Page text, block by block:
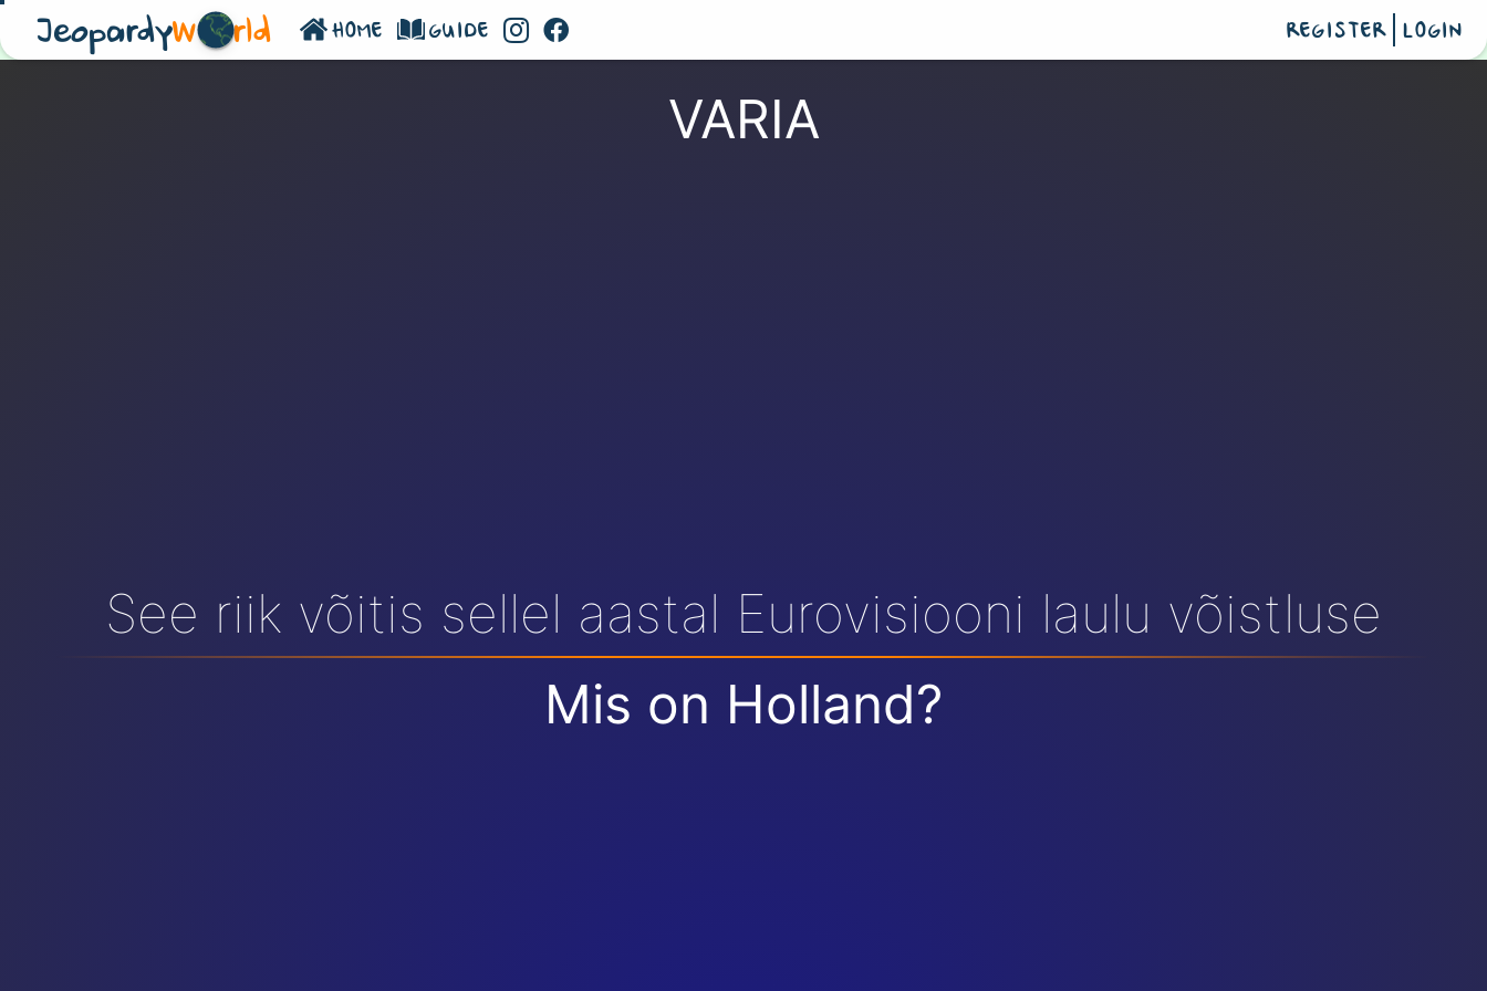
JeopardyW rld HOME GUIDE REGISTER LOGIN
VARIA
See riik võitis sellel aastal Eurovisiooni laulu võistluse
Mis on Holland?